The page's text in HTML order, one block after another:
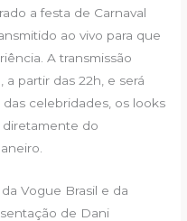
a festa de Carnaval
ao vivo para que
A transmissão
partir das 22h, e será
celebridades, os looks
diretamente do
Vogue Brasil e da
de Dani